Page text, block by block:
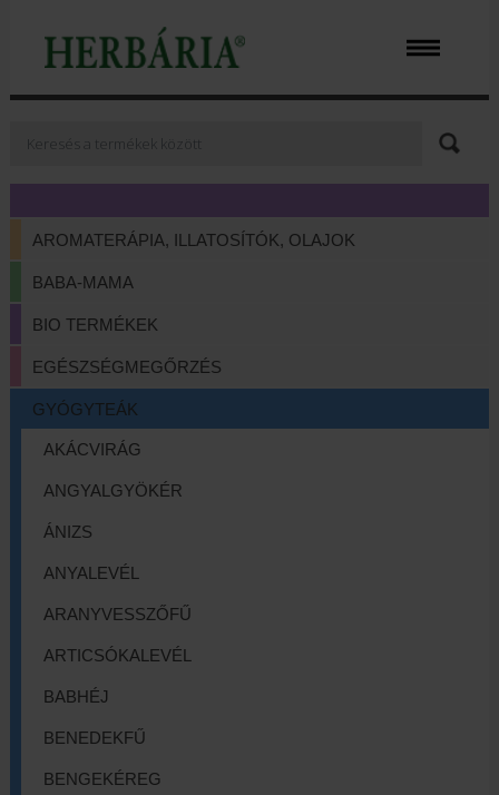
AROMATERÁPIA, ILLATOSÍTÓK, OLAJOK
BABA-MAMA
BIO TERMÉKEK
EGÉSZSÉGMEGŐRZÉS
GYÓGYTEÁK
AKÁCVIRÁG
ANGYALGYÖKÉR
ÁNIZS
ANYALEVÉL
ARANYVESSZŐFŰ
ARTICSÓKALEVÉL
BABHÉJ
BENEDEKFŰ
BENGEKÉREG